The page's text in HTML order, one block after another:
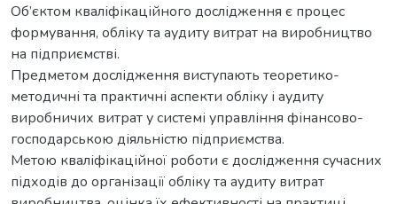
Об’єктом кваліфікаційного дослідження є процес
формування, обліку та аудиту витрат на виробництво
на підприємстві.
Предметом дослідження виступають теоретико-
методичні та практичні аспекти обліку і аудиту
виробничих витрат у системі управління фінансово-
господарською діяльністю підприємства.
Метою кваліфікаційної роботи є дослідження сучасних
підходів до організації обліку та аудиту витрат